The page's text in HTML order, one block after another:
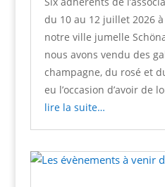
du 10 au 12 juillet 2026
notre ville jumelle
nous avons vendu des
champagne, du rosé et
eu l’occasion d’avoir de
lire la suite…